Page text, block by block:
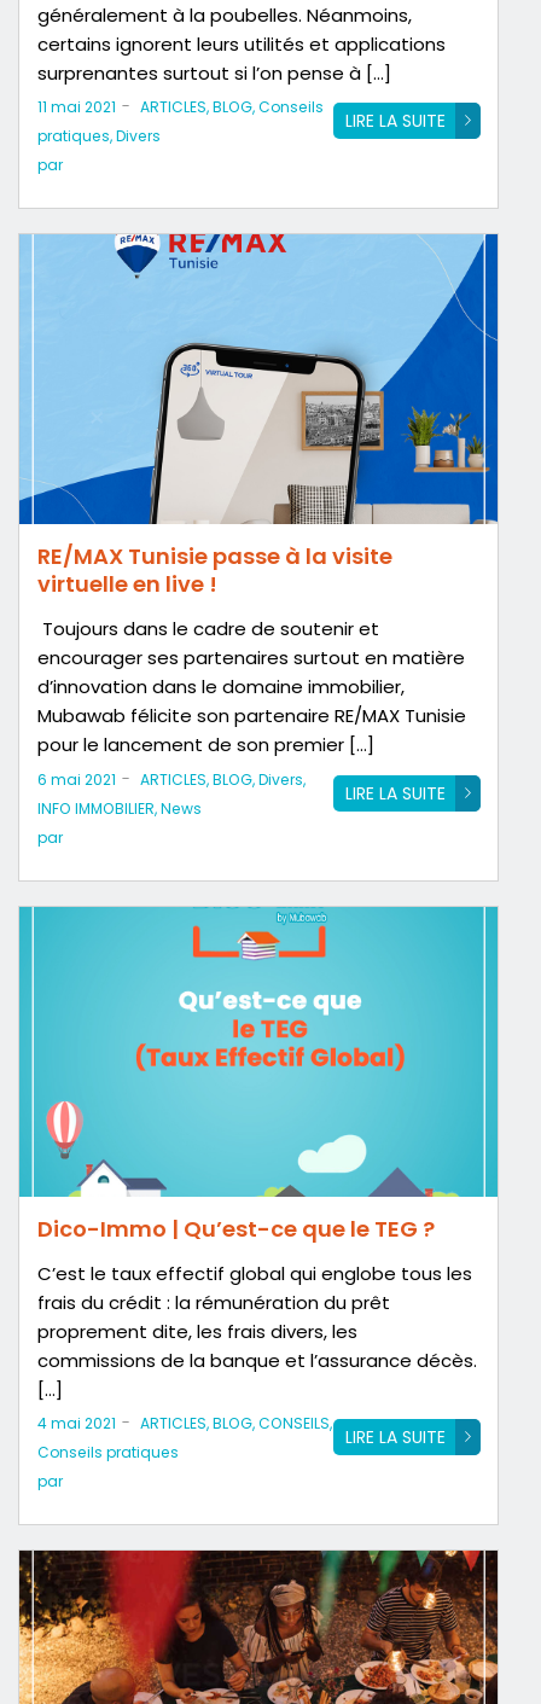
généralement à la poubelles. Néanmoins,
certains ignorent leurs utilités et applications
surprenantes surtout si l’on pense à […]
LIRE LA SUITE
11 mai 2021 - ARTICLES,BLOG,Conseils
pratiques,Divers
par
RE/MAX Tunisie passe à la visite
virtuelle en live !
Toujours dans le cadre de soutenir et
encourager ses partenaires surtout en matière
d’innovation dans le domaine immobilier,
Mubawab félicite son partenaire RE/MAX Tunisie
pour le lancement de son premier […]
LIRE LA SUITE
6 mai 2021 - ARTICLES,BLOG,Divers,
INFO IMMOBILIER,News
par
Dico-Immo | Qu’est-ce que le TEG ?
C’est le taux effectif global qui englobe tous les
frais du crédit : la rémunération du prêt
proprement dite, les frais divers, les
commissions de la banque et l’assurance décès.
[…]
LIRE LA SUITE
4 mai 2021 - ARTICLES,BLOG,CONSEILS,
Conseils pratiques
par